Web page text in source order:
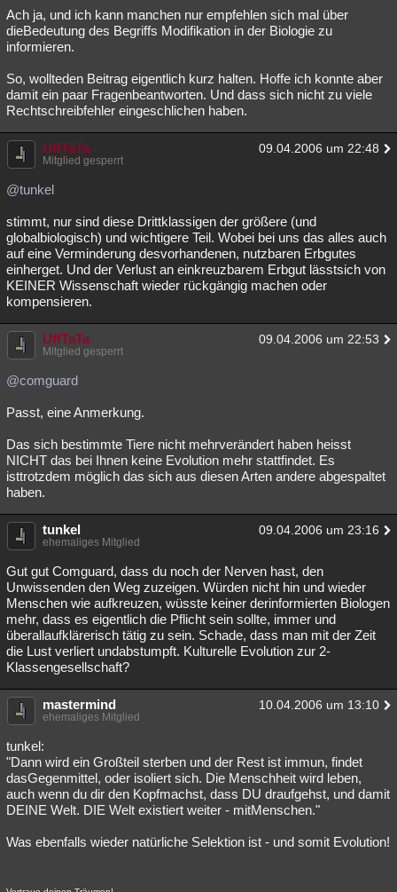
Ach ja, und ich kann manchen nur empfehlen sich mal über
dieBedeutung des Begriffs Modifikation in der Biologie zu
informieren.
So, wollteden Beitrag eigentlich kurz halten. Hoffe ich konnte aber
damit ein paar Fragenbeantworten. Und dass sich nicht zu viele
Rechtschreibfehler eingeschlichen haben.
UffTaTa 09.04.2006 um 22:48
Mitglied gesperrt
@tunkel
stimmt, nur sind diese Drittklassigen der größere (und
globalbiologisch) und wichtigere Teil. Wobei bei uns das alles auch
auf eine Verminderung desvorhandenen, nutzbaren Erbgutes
einherget. Und der Verlust an einkreuzbarem Erbgut lässtsich von
KEINER Wissenschaft wieder rückgängig machen oder
kompensieren.
UffTaTa 09.04.2006 um 22:53
Mitglied gesperrt
@comguard
Passt, eine Anmerkung.
Das sich bestimmte Tiere nicht mehrverändert haben heisst
NICHT das bei Ihnen keine Evolution mehr stattfindet. Es
isttrotzdem möglich das sich aus diesen Arten andere abgespaltet
haben.
tunkel 09.04.2006 um 23:16
ehemaliges Mitglied
Gut gut Comguard, dass du noch der Nerven hast, den
Unwissenden den Weg zuzeigen. Würden nicht hin und wieder
Menschen wie aufkreuzen, wüsste keiner derinformierten Biologen
mehr, dass es eigentlich die Pflicht sein sollte, immer und
überallaufklärerisch tätig zu sein. Schade, dass man mit der Zeit
die Lust verliert undabstumpft. Kulturelle Evolution zur 2-
Klassengesellschaft?
mastermind 10.04.2006 um 13:10
ehemaliges Mitglied
tunkel:
"Dann wird ein Großteil sterben und der Rest ist immun, findet
dasGegenmittel, oder isoliert sich. Die Menschheit wird leben,
auch wenn du dir den Kopfmachst, dass DU draufgehst, und damit
DEINE Welt. DIE Welt existiert weiter - mitMenschen."
Was ebenfalls wieder natürliche Selektion ist - und somit Evolution!